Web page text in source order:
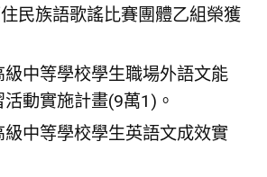
民族語歌謠比賽團體乙組榮獲
中等學校學生職場外語文能
動實施計畫(9萬1)。
中等學校學生英語文成效實